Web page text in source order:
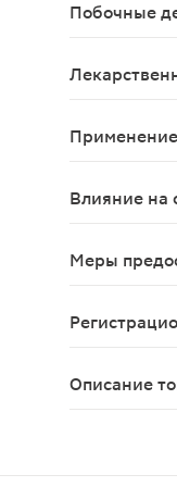
Побочные
Жжение,
Влияние на
Меры
Описание